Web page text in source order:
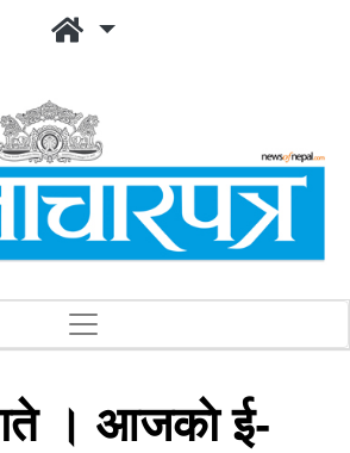
। आजकाे ई-